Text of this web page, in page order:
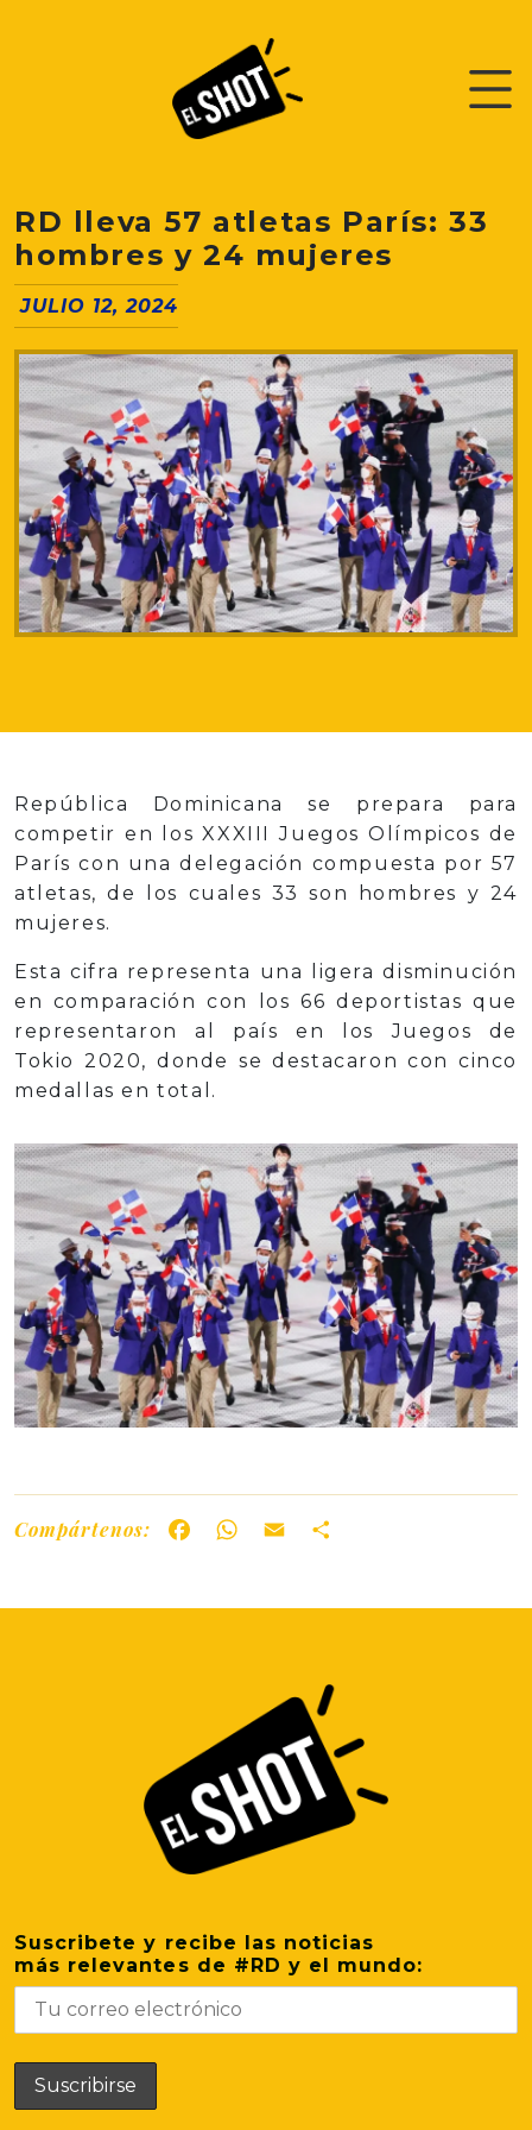
RD lleva 57 atletas París: 33
hombres y 24 mujeres
JULIO 12, 2024
República Dominicana se prepara para
competir en los XXXIII Juegos Olímpicos de
París con una delegación compuesta por 57
atletas, de los cuales 33 son hombres y 24
mujeres.
Esta cifra representa una ligera disminución
en comparación con los 66 deportistas que
representaron al país en los Juegos de
Tokio 2020, donde se destacaron con cinco
medallas en total.
Compártenos: FacebookWhatsApp
Email
Suscribete y recibe las noticias
más relevantes de #RD y el mundo: